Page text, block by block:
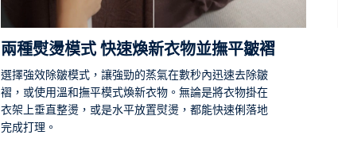
兩種熨燙模式 快速煥新衣物並撫平皺褶
選擇強效除皺模式，讓強勁的蒸氣在數秒內迅速去除皺
褶，或使用溫和撫平模式煥新衣物。無論是將衣物掛在
衣架上垂直整燙，或是水平放置熨燙，都能快速俐落地
完成打理。